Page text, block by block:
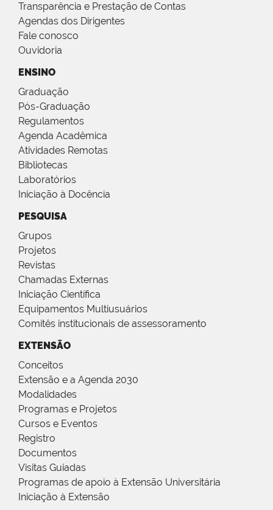
Transparência e Prestação de Contas
Agendas dos Dirigentes
Fale conosco
Ouvidoria
ENSINO
Graduação
Pós-Graduação
Regulamentos
Agenda Acadêmica
Atividades Remotas
Bibliotecas
Laboratórios
Iniciação à Docência
PESQUISA
Grupos
Projetos
Revistas
Chamadas Externas
Iniciação Científica
Equipamentos Multiusuários
Comitês institucionais de assessoramento
EXTENSÃO
Conceitos
Extensão e a Agenda 2030
Modalidades
Programas e Projetos
Cursos e Eventos
Registro
Documentos
Visitas Guiadas
Programas de apoio à Extensão Universitária
Iniciação à Extensão